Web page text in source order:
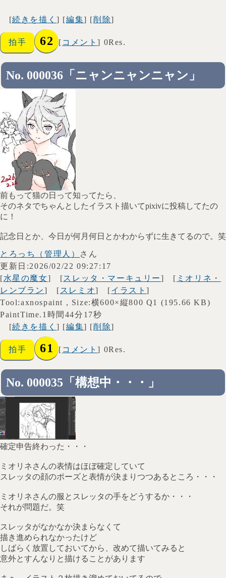
[続きを描く] [編集] [削除]
拍手 62 [ コメント] 0Res.
No. 000036「ニャンニャンニャン」
前もって猫の日って知ってたら、
そのネタでちゃんとしたイラスト描いてpixivに投稿してたの
に！
記念日とか、今日が何月何日とかわからずに生きてるので。笑
とろっち（管理人） さん
更新日:2026/02/22 09:27:17
[水星の魔女] [スレッタ・マーキュリー] [ ミオリネ・
レンブラン] [ スレミオ] [イラスト]
Tool:axnospaint , Size:横600×縦800 Q1 (195.66 KB)
PaintTime.1時間44分17秒
[続きを描く] [編集] [削除]
拍手 61 [ コメント] 0Res.
No. 000035「構想中・・・」
確定申告終わった・・・
ミオリネさんの表情はほぼ確定していて
スレッタの顔のポーズと表情が決まりつつあるところ・・・
ミオリネさんの服とスレッタの手をどうするか・・・
それが問題だ。笑
スレッタがなかなか決まらなくて
描き進められなかったけど
しばらく放置しておいてから、改めて描いてみると
意外とすんなりと描けることがあります